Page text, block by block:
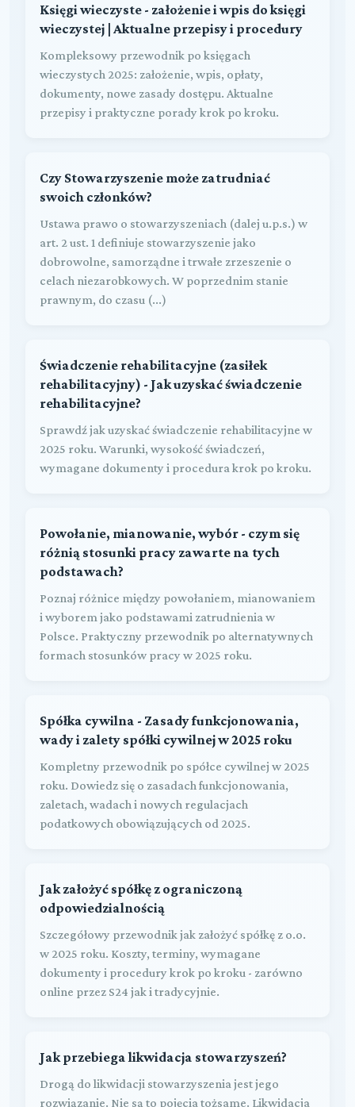
Księgi wieczyste - założenie i wpis do księgi
wieczystej | Aktualne przepisy i procedury
Kompleksowy przewodnik po księgach
wieczystych 2025: założenie, wpis, opłaty,
dokumenty, nowe zasady dostępu. Aktualne
przepisy i praktyczne porady krok po kroku.
Czy Stowarzyszenie może zatrudniać
swoich członków?
Ustawa prawo o stowarzyszeniach (dalej u.p.s.) w
art. 2 ust. 1 definiuje stowarzyszenie jako
dobrowolne, samorządne i trwałe zrzeszenie o
celach niezarobkowych. W poprzednim stanie
prawnym, do czasu (...)
Świadczenie rehabilitacyjne (zasiłek
rehabilitacyjny) - Jak uzyskać świadczenie
rehabilitacyjne?
Sprawdź jak uzyskać świadczenie rehabilitacyjne w
2025 roku. Warunki, wysokość świadczeń,
wymagane dokumenty i procedura krok po kroku.
Powołanie, mianowanie, wybór - czym się
różnią stosunki pracy zawarte na tych
podstawach?
Poznaj różnice między powołaniem, mianowaniem
i wyborem jako podstawami zatrudnienia w
Polsce. Praktyczny przewodnik po alternatywnych
formach stosunków pracy w 2025 roku.
Spółka cywilna - Zasady funkcjonowania,
wady i zalety spółki cywilnej w 2025 roku
Kompletny przewodnik po spółce cywilnej w 2025
roku. Dowiedz się o zasadach funkcjonowania,
zaletach, wadach i nowych regulacjach
podatkowych obowiązujących od 2025.
Jak założyć spółkę z ograniczoną
odpowiedzialnością
Szczegółowy przewodnik jak założyć spółkę z o.o.
w 2025 roku. Koszty, terminy, wymagane
dokumenty i procedury krok po kroku - zarówno
online przez S24 jak i tradycyjnie.
Jak przebiega likwidacja stowarzyszeń?
Drogą do likwidacji stowarzyszenia jest jego
rozwiązanie. Nie są to pojęcia tożsame. Likwidacja